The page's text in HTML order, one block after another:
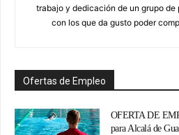
trabajo y dedicación de un grupo
con los que da gusto poder
Ofertas de Empleo
OFERTA DE
para Alcalá de